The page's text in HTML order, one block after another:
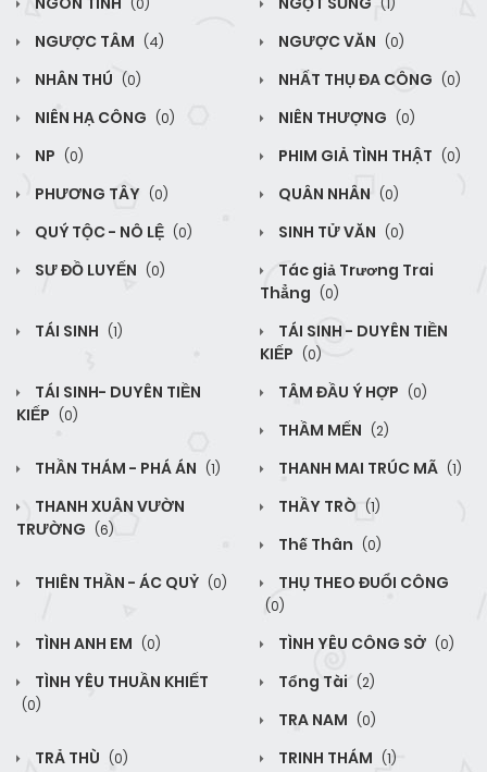
(0) (1)
NGƯỢC TÂM (4) NGƯỢC VĂN (0)
NHÂN THÚ (0) NHẤT THỤ ĐA CÔNG (0)
NIÊN HẠ CÔNG (0) NIÊN THƯỢNG (0)
NP (0) PHIM GIẢ TÌNH THẬT (0)
PHƯƠNG TÂY (0) QUÂN NHÂN (0)
QUÝ TỘC - NÔ LỆ (0) SINH TỬ VĂN (0)
SƯ ĐỒ LUYẾN (0)
Tác giả Trương Trai
Thẳng (0)
TÁI SINH (1)
TÁI SINH - DUYÊN TIỀN
KIẾP (0)
TÁI SINH- DUYÊN TIỀN
KIẾP (0)
TÂM ĐẦU Ý HỢP (0)
THẦM MẾN (2)
THẦN THÁM - PHÁ ÁN (1) THANH MAI TRÚC MÃ (1)
THANH XUÂN VƯỜN
TRƯỜNG (6)
THẦY TRÒ (1)
Thế Thân (0)
THIÊN THẦN - ÁC QUỶ (0) THỤ THEO ĐUỔI CÔNG
(0)
TÌNH ANH EM (0) TÌNH YÊU CÔNG SỞ (0)
TÌNH YÊU THUẦN KHIẾT
(0)
Tổng Tài (2)
TRA NAM (0)
TRẢ THÙ (0) TRINH THÁM (1)